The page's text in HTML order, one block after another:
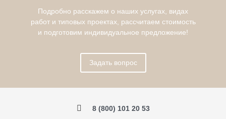
Подробно расскажем о наших услугах, видах
работ и типовых проектах, рассчитаем стоимость
и подготовим индивидуальное предложение!
Задать вопрос
8 (800) 101 20 53